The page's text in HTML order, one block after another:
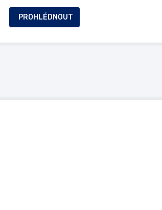
PROHLÉDNOUT